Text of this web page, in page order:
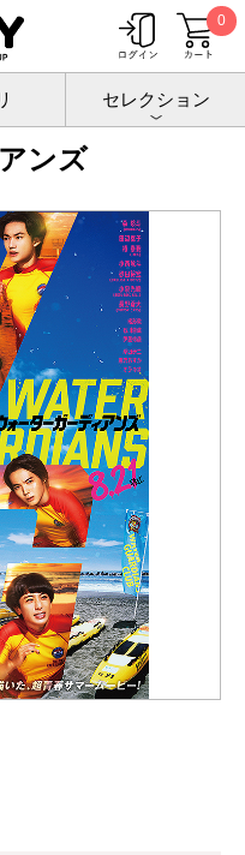
0
セレクション
ウォーターガーディアンズ
ンズ